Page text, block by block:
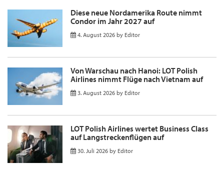
Diese neue Nordamerika Route nimmt
Condor im Jahr 2027 auf
4. August 2026 by Editor
Von Warschau nach Hanoi: LOT Polish
Airlines nimmt Flüge nach Vietnam auf
3. August 2026 by Editor
LOT Polish Airlines wertet Business Class
auf Langstreckenflügen auf
30. Juli 2026 by Editor